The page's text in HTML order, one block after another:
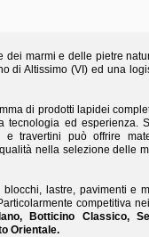
dei marmi e delle pietre
di Altissimo (VI) ed una
di prodotti lapidei
ed esperienza.
travertini può offrire
nella selezione delle
lastre, pavimenti e
competitiva
Botticino Classico,
Orientale.